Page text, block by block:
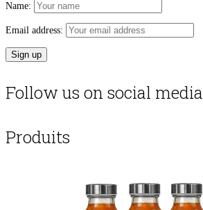
Name:
Email address:
Follow us on social media
Produits